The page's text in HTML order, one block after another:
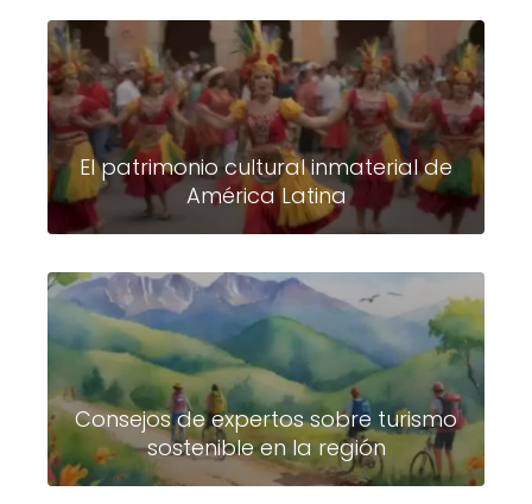
El patrimonio cultural inmaterial de
América Latina
Consejos de expertos sobre turismo
sostenible en la región